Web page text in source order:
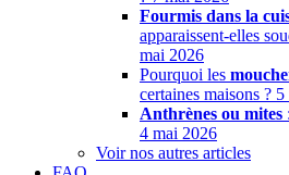
Fourmis dans la
apparaissent-elles
mai 2026
Pourquoi les
certaines maisons ? 5
Anthrènes ou mites
4 mai 2026
Voir nos autres articles